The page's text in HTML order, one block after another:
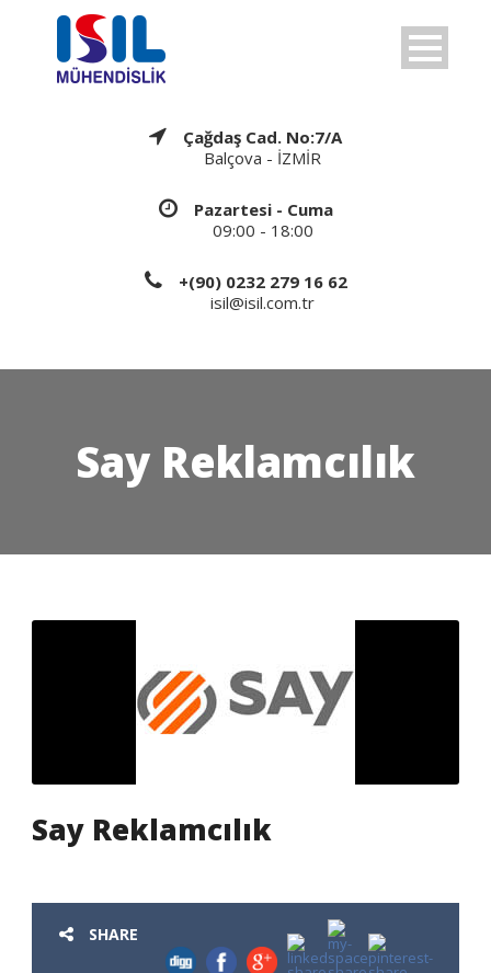
Çağdaş Cad. No:7/A
Balçova - İZMİR
Pazartesi - Cuma
09:00 - 18:00
+(90) 0232 279 16 62
isil@isil.com.tr
Say Reklamcılık
Say Reklamcılık
SHARE